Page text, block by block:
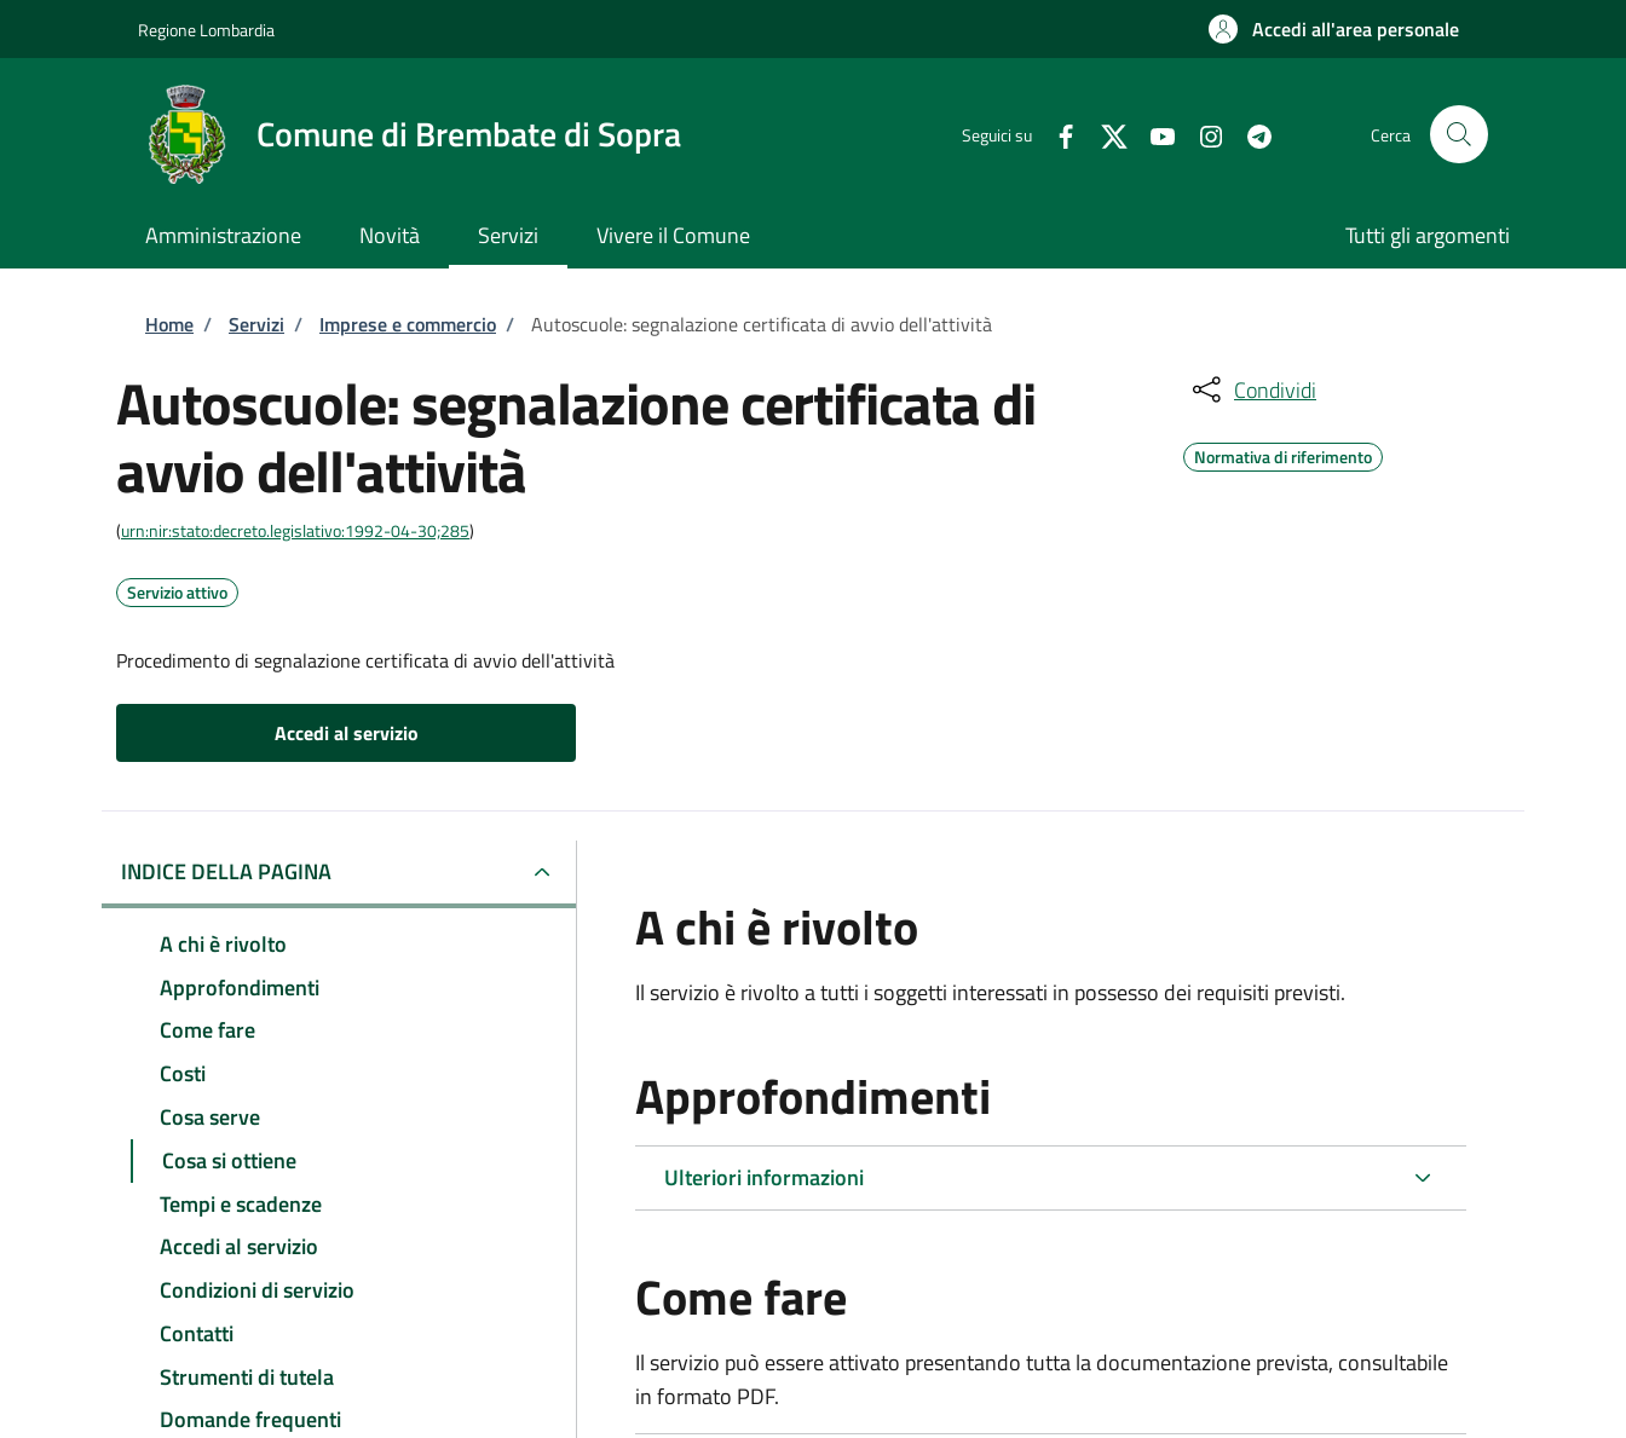
Regione Lombardia Accedi all'area personale
Comune di Brembate di Sopra Seguici su Cerca
Amministrazione Novità Servizi Vivere il Comune Tutti gli argomenti
Briciole di pane
Home / Servizi / Imprese e commercio / Autoscuole: segnalazione certificata di avvio dell'attività
Autoscuole: segnalazione certificata di
avvio dell'attività
(urn:nir:stato:decreto.legislativo:1992-04-30;285)
Servizio attivo
Procedimento di segnalazione certificata di avvio dell'attività
Accedi al servizio
Condividi
Normativa di riferimento
INDICE DELLA PAGINA
A chi è rivolto
Approfondimenti
Come fare
Costi
Cosa serve
Cosa si ottiene
Tempi e scadenze
Accedi al servizio
Condizioni di servizio
Contatti
Strumenti di tutela
Domande frequenti
A chi è rivolto
Il servizio è rivolto a tutti i soggetti interessati in possesso dei requisiti previsti.
Approfondimenti
Ulteriori informazioni
Come fare
Il servizio può essere attivato presentando tutta la documentazione prevista, consultabile
in formato PDF.